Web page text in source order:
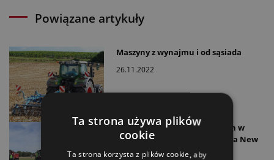
Powiązane artykuły
Maszyny z wynajmu i od sąsiada
26.11.2022
Sprzedaż ciągników rolniczych w
październiku. John Deere ściga New
Hollanda
Ta strona używa plików
cookie
Ta strona korzysta z plików cookie, aby